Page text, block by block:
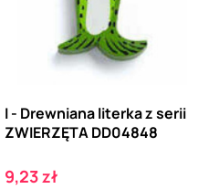
I - Drewniana literka z serii
ZWIERZĘTA DD04848
Cena
9,23 zł